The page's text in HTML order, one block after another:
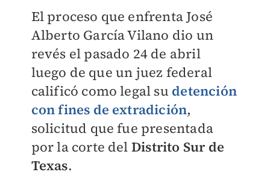
El proceso que enfrenta José
Alberto García Vilano dio un
revés el pasado 24 de abril
luego de que un juez federal
calificó como legal su detención
con fines de extradición,
solicitud que fue presentada
por la corte del Distrito Sur de
Texas.